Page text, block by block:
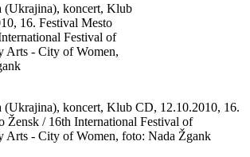
(Ukrajina), koncert, Klub
16. Festival Mesto
Festival of
Arts - City of Women,
(Ukrajina), koncert, Klub CD, 12.10.2010, 16.
Žensk / 16th International Festival of
Arts - City of Women, foto: Nada Žgank